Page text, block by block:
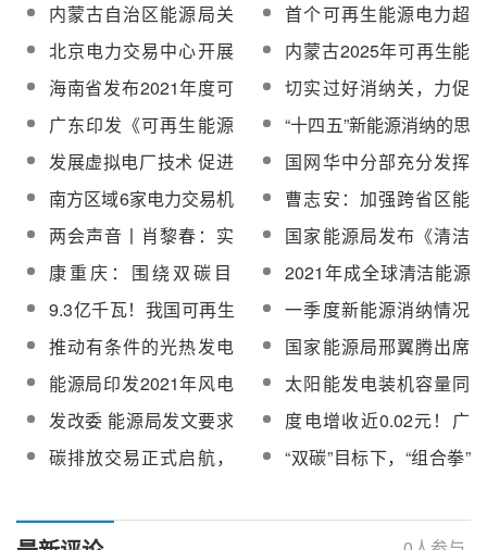
内蒙古自治区能源局关
于印发《内蒙古自治区
可再生能源电力消纳保
障实施方案》的通知
首个可再生能源电力超
额消纳量交易规则发布
北京电力交易中心开展
全国首次可再生能源电
力超额消纳量交易
内蒙古2025年可再生能
源电力总量消纳责任权
重达25%以上
海南省发布2021年度可
再生能源电力消纳保障
实施方案
切实过好消纳关，力促
新能源大发展
广东印发《可再生能源
电力消纳保障实施方案
（试行）》
“十四五”新能源消纳的思
考
发展虚拟电厂技术 促进
新能源优化配置与消纳
国网华中分部充分发挥
省间调峰辅助服务市场
机制，助力消纳河南新
能源
南方区域6家电力交易机
构：将进一步促进可再
生能源消纳！
曹志安：加强跨省区能
源资源优化配置，支撑
可再生能源加速规模化
发展和高比例灵活消纳
两会声音丨肖黎春：实
现“碳达峰”“碳中和”，亟
待超前谋划新能源消纳
国家能源局发布《清洁
能源消纳情况综合监管
工作方案》| 附官方解读
康重庆：围绕双碳目
标，建议适宜地区发展
光热发电以助力光伏风
电消纳
2021年成全球清洁能源
大发展起点，新增能源
投资25%流向清洁能源
9.3亿千瓦！我国可再生
能源开发利用规模稳居
世界第一
一季度新能源消纳情况
如何？来看看国网公布
的最新运行数据
推动有条件的光热发电
示范项目尽早建成并
网！国家能源局印发
2021年能源工作指导意
见
国家能源局邢翼腾出席
2021第八届中国国际光
热大会并致辞
能源局印发2021年风电
光伏开发建设通知
太阳能发电装机容量同
比增长24.3%！国家能
源局发布1-4月份全国电
力工业统计数据
发改委 能源局发文要求
尽快解决并网消纳矛
盾！
度电增收近0.02元！广
东率先试水可再生能源
电力交易
碳排放交易正式启航，
“双碳”目标下，“组合拳”